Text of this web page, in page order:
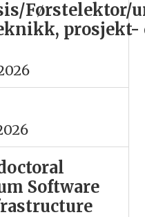
Førstelektor/
prosjekt-
Software